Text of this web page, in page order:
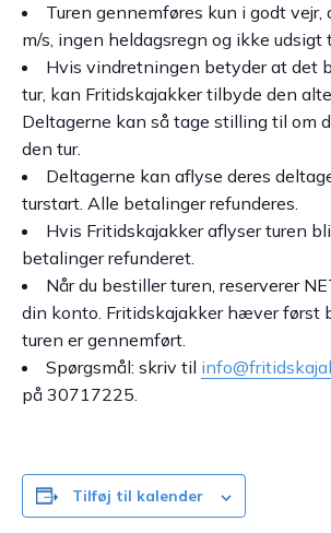
Turen gennemføres kun i godt vejr,
m/s, ingen heldagsregn og ikke udsigt
Hvis vindretningen betyder at det
tur, kan Fritidskajakker tilbyde den
Deltagerne kan så tage stilling til om
den tur.
Deltagerne kan aflyse deres
turstart. Alle betalinger refunderes.
Hvis Fritidskajakker aflyser turen
betalinger refunderet.
Når du bestiller turen, reserverer
din konto. Fritidskajakker hæver først
turen er gennemført.
Spørgsmål: skriv til
på 30717225.
Tilføj til kalender